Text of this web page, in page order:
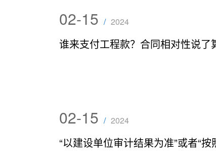
02-15 / 2024
谁来支付工程款？合同相对性说了
02-15 / 2024